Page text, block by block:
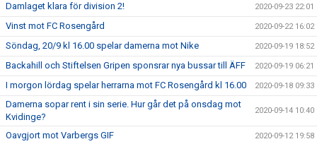
Damlaget klara för division 2! 2020-09-23 22:01
Vinst mot FC Rosengård 2020-09-22 16:02
Söndag, 20/9 kl 16.00 spelar damerna mot Nike 2020-09-19 18:52
Backahill och Stiftelsen Gripen sponsrar nya bussar till ÄFF 2020-09-19 06:21
I morgon lördag spelar herrarna mot FC Rosengård kl 16.00 2020-09-18 09:33
Damerna sopar rent i sin serie. Hur går det på onsdag mot
Kvidinge?
2020-09-14 10:40
Oavgjort mot Varbergs GIF 2020-09-12 19:58